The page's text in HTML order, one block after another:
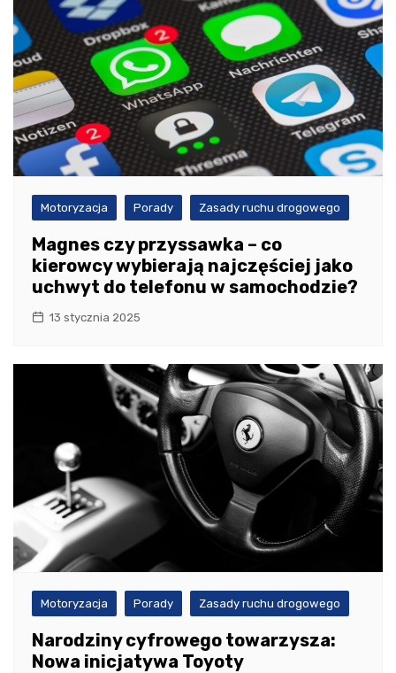
Motoryzacja Porady Zasady ruchu drogowego
Magnes czy przyssawka – co
kierowcy wybierają najczęściej jako
uchwyt do telefonu w samochodzie?
13 stycznia 2025
Motoryzacja Porady Zasady ruchu drogowego
Narodziny cyfrowego towarzysza:
Nowa inicjatywa Toyoty